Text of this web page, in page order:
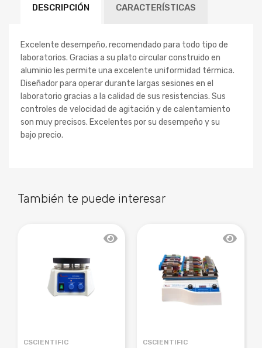
DESCRIPCIÓN CARACTERÍSTICAS
Excelente desempeño, recomendado para todo tipo de
laboratorios. Gracias a su plato circular construido en
aluminio les permite una excelente uniformidad térmica.
Diseñador para operar durante largas sesiones en el
laboratorio gracias a la calidad de sus resistencias. Sus
controles de velocidad de agitación y de calentamiento
son muy precisos. Excelentes por su desempeño y su
bajo precio.
También te puede interesar
CSCIENTIFIC CSCIENTIFIC